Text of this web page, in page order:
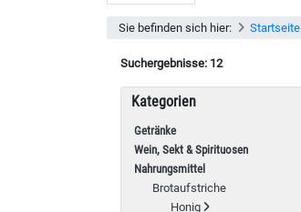
Sie befinden sich hier: Startseite
Suchergebnisse: 12
Kategorien
Getränke
Wein, Sekt & Spirituosen
Nahrungsmittel
Brotaufstriche
Honig